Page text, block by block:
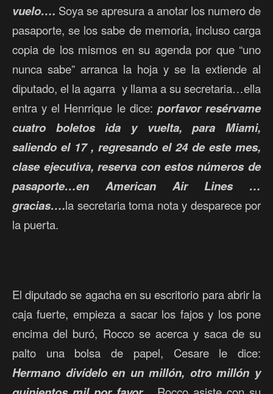
vuelo…. Soya se apresura a anotar los numero de
pasaporte, se los sabe de memoria, incluso carga
copia de los mismos en su agenda por que “uno
nunca sabe” arranca la hoja y se la extiende al
diputado, el la agarra y llama a su secretaria…ella
entra y el Henrrique le dice: porfavor resérvame
cuatro boletos ida y vuelta, para Miami,
saliendo el 17 , regresando el 24 de este mes,
clase ejecutiva, reserva con estos números de
pasaporte…en American Air Lines …
gracias….la secretaria toma nota y desparece por
la puerta.
El diputado se agacha en su escritorio para abrir la
caja fuerte, empieza a sacar los fajos y los pone
encima del buró, Rocco se acerca y saca de su
palto una bolsa de papel, Cesare le dice:
Hermano divídelo en un millón, otro millón y